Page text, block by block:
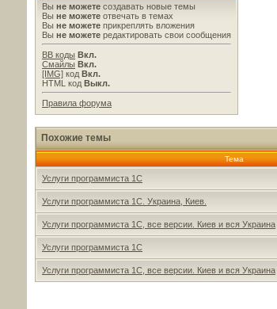
Вы не можете создавать новые темы
Вы не можете отвечать в темах
Вы не можете прикреплять вложения
Вы не можете редактировать свои сообщения
BB коды Вкл.
Смайлы Вкл.
[IMG] код Вкл.
HTML код Выкл.
Правила форума
Похожие темы
Тема
Услуги программиста 1С
Услуги программиста 1С. Украина, Киев.
Услуги программиста 1С, все версии. Киев и вся Украина
Услуги программиста 1С
Услуги программиста 1С, все версии. Киев и вся Украина